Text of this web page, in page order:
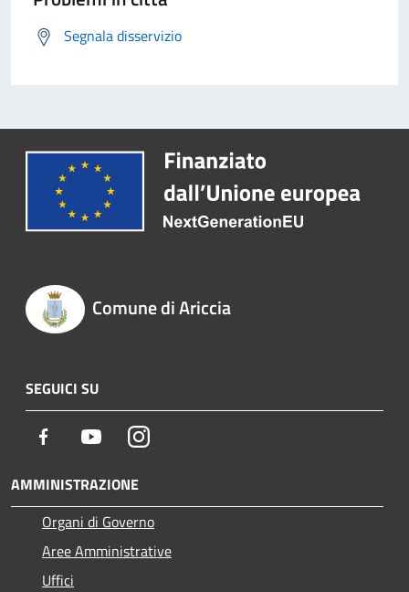
Segnala disservizio
Comune di Ariccia
SEGUICI SU
Facebook YoutubeInstagram
AMMINISTRAZIONE
Organi di Governo
Aree Amministrative
Uffici